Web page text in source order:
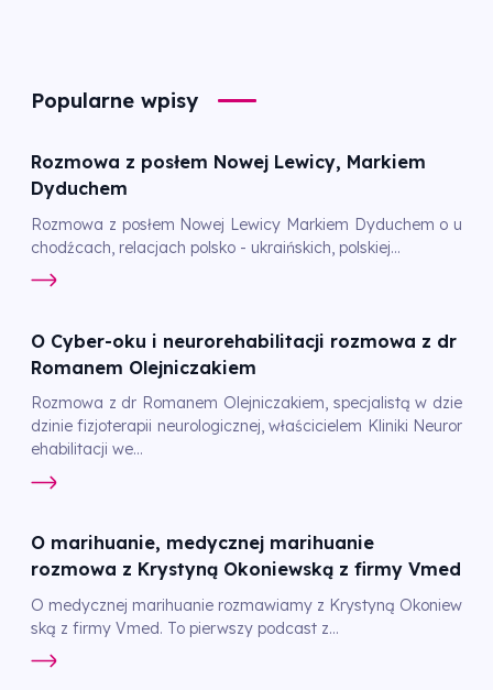
Popularne wpisy
Rozmowa z posłem Nowej Lewicy, Markiem
Dyduchem
Rozmowa z posłem Nowej Lewicy Markiem Dyduchem o u
chodźcach, relacjach polsko - ukraińskich, polskiej...
O Cyber-oku i neurorehabilitacji rozmowa z dr
Romanem Olejniczakiem
Rozmowa z dr Romanem Olejniczakiem, specjalistą w dzie
dzinie fizjoterapii neurologicznej, właścicielem Kliniki Neuror
ehabilitacji we...
O marihuanie, medycznej marihuanie
rozmowa z Krystyną Okoniewską z firmy Vmed
O medycznej marihuanie rozmawiamy z Krystyną Okoniew
ską z firmy Vmed. To pierwszy podcast z...